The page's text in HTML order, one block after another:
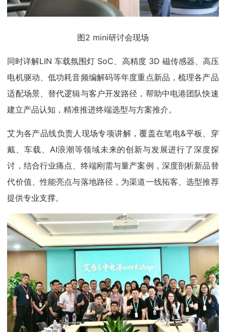
图2 mini研讨会现场
同时详解LIN 车载氛围灯 SoC、高精度 3D 磁传感器、高压
电机驱动、低功耗音频编解码等年度重点新品，梳理各产品
适配场景、替代逻辑与客户开发路径，帮助中电港团队快速
建立产品认知，精准推进终端选型与方案推介。
艾为各产品线负责人现场专项讲解，覆盖在笔电&平板、穿
戴、车载、AI浪潮等领域未来的创新与发展进行了深度探
讨，结合行业痛点、终端刚需与量产案例，深度剖析新品替
代价值、性能亮点与落地路径，为渠道一线拓客、选型推荐
提供专业支撑。